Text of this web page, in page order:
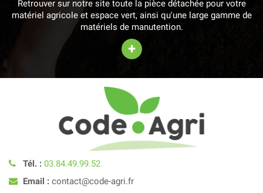
Retrouver sur notre site toute la pièce détachée pour votre
matériel agricole et espace vert, ainsi qu'une large gamme de
matériels de manutention.
+
Tél. : 03.84.49.99.52
Email : contact@code-agri.fr